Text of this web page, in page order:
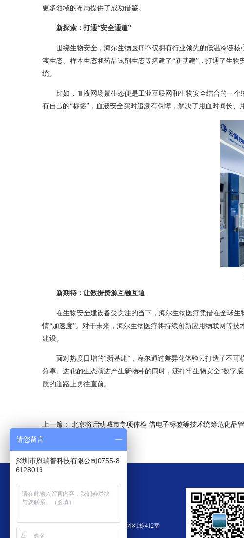
更多领域的布局提供了成功借鉴。
新探索：打通“安全通道”
围绕生物安全，海尔生物医疗不仅拥有行业领先的低温冷链
液生态、样本生态和药品试剂生态等搭建了“新基建”，打通了生
统。
比如，血液网场景生态便是工业互联网和生物安全结合的一
有自己的“标签”，血液安全实时追溯有保障，解决了用血时间长
新期待：让数据资源互融互通
在生物安全建设备受关注的当下，海尔生物医疗凭借在全球
情“加速度”。对于未来，海尔生物医疗将持续创新应用物联网等
建设。
面对热度日增的“新基建”，海尔通过差异化体验云打造了不
分享、进化的生态演进产生新物种的同时，还打牢生物安全“数字
质的道路上勇往直前。
上一篇： 北京将启动城市专项体检 借电子标签等技术统筹危化品
恩瑞普科技-行业动态
地址：深圳市南山区南油第四工业区1栋412室
请您留言
深圳市恩瑞普科技有限公司0755-8
6128019